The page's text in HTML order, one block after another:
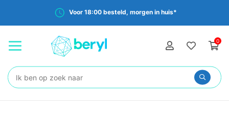
Voor 18:00 besteld, morgen in huis*
0
Zoeken: